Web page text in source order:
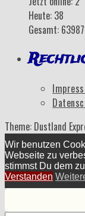
Heute: 38
Gesamt:
Theme: Dustland
Wir benutzen
Webseite zu
stimmst Du dem
Verstanden